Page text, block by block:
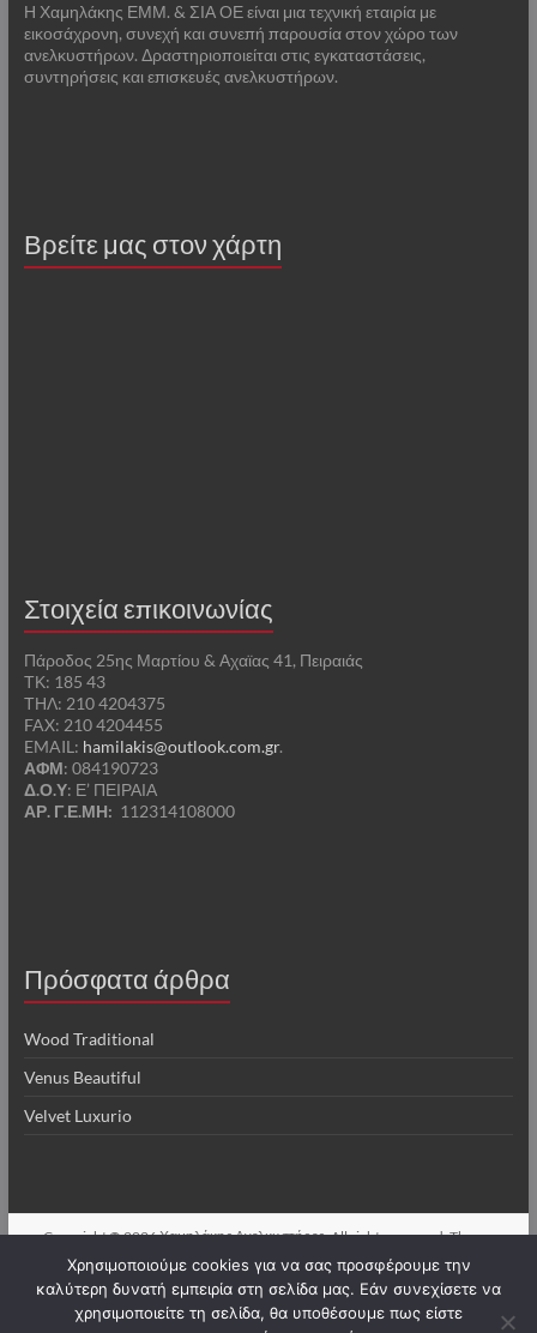
Η Χαμηλάκης ΕΜΜ. & ΣΙΑ ΟΕ είναι μια τεχνική εταιρία με
εικοσάχρονη, συνεχή και συνεπή παρουσία στον χώρο των
ανελκυστήρων. Δραστηριοποιείται στις εγκαταστάσεις,
συντηρήσεις και επισκευές ανελκυστήρων.
Βρείτε μας στον χάρτη
Στοιχεία επικοινωνίας
Πάροδος 25ης Μαρτίου & Αχαϊας 41, Πειραιάς
ΤΚ: 185 43
ΤΗΛ: 210 4204375
FAX: 210 4204455
EMAIL: hamilakis@outlook.com.gr.
ΑΦΜ: 084190723
Δ.Ο.Υ: Ε’ ΠΕΙΡΑΙΑ
ΑΡ. Γ.Ε.ΜΗ: 112314108000
Πρόσφατα άρθρα
Wood Traditional
Venus Beautiful
Velvet Luxurio
Copyright © 2026Χαμηλάκης Ανελκυστήρες. All rights reserved. Theme
Spaciousby ThemeGrill. Powered by:WordPress.
Ελληνικα English(Αγγλικα)
Χρησιμοποιούμε cookies για να σας προσφέρουμε την
καλύτερη δυνατή εμπειρία στη σελίδα μας. Εάν συνεχίσετε να
χρησιμοποιείτε τη σελίδα, θα υποθέσουμε πως είστε